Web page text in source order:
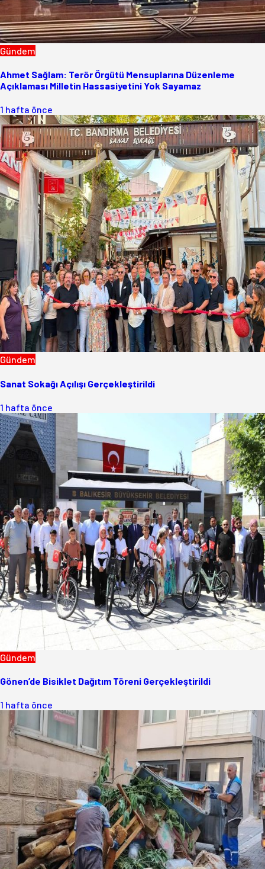
Gündem
Ahmet Sağlam: Terör Örgütü Mensuplarına Düzenleme
Açıklaması Milletin Hassasiyetini Yok Sayamaz
1 hafta önce
Gündem
Sanat Sokağı Açılışı Gerçekleştirildi
1 hafta önce
Gündem
Gönen’de Bisiklet Dağıtım Töreni Gerçekleştirildi
1 hafta önce